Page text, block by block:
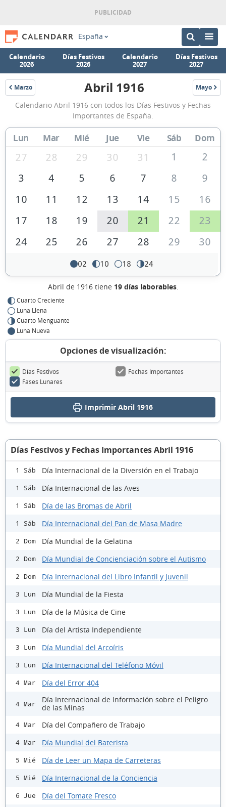
España
Calendario
2026
Días Festivos
2026
Calendario
2027
Días Festivos
2027
Marzo
1916
Calendario
Abril
1916
de
España
Abril 1916 Mayo
1916
Calendario Abril 1916 con todos los Días Festivos y Fechas
Importantes de España.
Lun Mar Mié Jue Vie Sáb Dom
27 28 29 30 31 1
2
3
4 5 6 7 8
9
10
11 12 13 14 15
16
17
18 19 20 21 22
23
24
25 26 27 28 29 30
02 10 18 24
Abril de 1916 tiene 19 días laborables.
Cuarto Creciente
Luna Llena
Cuarto Menguante
Luna Nueva
Opciones de visualización:
Días Festivos
Fechas Importantes
Fases Lunares
Imprimir Abril 1916
Días Festivos y Fechas Importantes Abril 1916
1 Sáb Día Internacional de la Diversión en el Trabajo
1 Sáb Día Internacional de las Aves
1 Sáb Día de las Bromas de Abril
1 Sáb Día Internacional del Pan de Masa Madre
2 Dom Día Mundial de la Gelatina
2 Dom Día Mundial de Concienciación sobre el Autismo
2 Dom Día Internacional del Libro Infantil y Juvenil
3 Lun Día Mundial de la Fiesta
3 Lun Día de la Música de Cine
3 Lun Día del Artista Independiente
3 Lun Día Mundial del Arcoíris
3 Lun Día Internacional del Teléfono Móvil
4 Mar Día del Error 404
4 Mar
Día Internacional de Información sobre el Peligro
de las Minas
4 Mar Día del Compañero de Trabajo
4 Mar Día Mundial del Baterista
5 Mié Día de Leer un Mapa de Carreteras
5 Mié Día Internacional de la Conciencia
6 Jue Día del Tomate Fresco